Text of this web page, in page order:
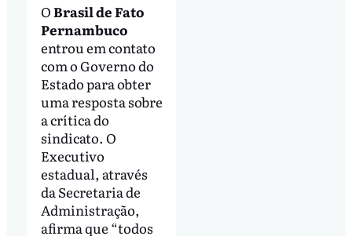
OBrasil de Fato
Pernambuco
entrou em contato
com o Governo do
Estado para obter
uma resposta sobre
a crítica do
sindicato. O
Executivo
estadual, através
da Secretaria de
Administração,
afirma que “todos